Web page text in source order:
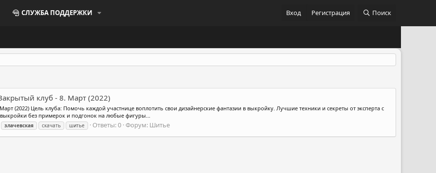
СЛУЖБА ПОДДЕРЖКИ Вход Регистрация Поиск
клуб - 8. Март (2022)
(2022) Цель клуба: Помочь каждой участнице воплотить свои дизайнерские фантазии в выкройку. Лучшие техники и секреты от эксперта с
без примерок и подгонок на любые фигуры...
злачевская скачать шитье Ответы: 0 Форум: Шитье